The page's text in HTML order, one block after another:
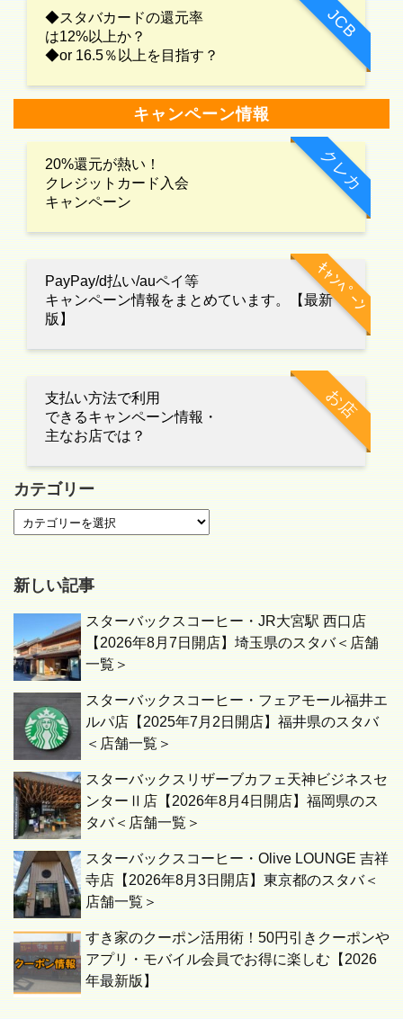
JCB
◆スタバカードの還元率
は12%以上か？
◆or 16.5％以上を目指す？
キャンペーン情報
クレカ
20%還元が熱い！
クレジットカード入会
キャンペーン
ｷｬﾝﾍﾟｰﾝ
PayPay/d払い/auペイ等
キャンペーン情報をまとめています。【最新
版】
お店
支払い方法で利用
できるキャンペーン情報・
主なお店では？
カテゴリー
新しい記事
スターバックスコーヒー・JR大宮駅 西口店
【2026年8月7日開店】埼玉県のスタバ＜店舗
一覧＞
スターバックスコーヒー・フェアモール福井エ
ルパ店【2025年7月2日開店】福井県のスタバ
＜店舗一覧＞
スターバックスリザーブカフェ天神ビジネスセ
ンターⅡ店【2026年8月4日開店】福岡県のス
タバ＜店舗一覧＞
スターバックスコーヒー・Olive LOUNGE 吉祥
寺店【2026年8月3日開店】東京都のスタバ＜
店舗一覧＞
すき家のクーポン活用術！50円引きクーポンや
アプリ・モバイル会員でお得に楽しむ【2026
年最新版】